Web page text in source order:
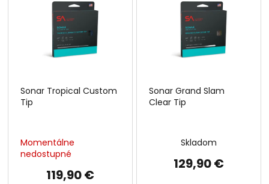
Sonar Tropical Custom
Tip
Momentálne
nedostupné
119,90 €
Sonar Grand Slam
Clear Tip
Skladom
129,90 €